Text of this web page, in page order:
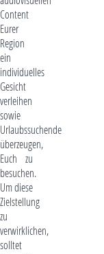
Content
Eurer
Region
ein
individuelles
Gesicht
verleihen
sowie
Urlaubssuchende
überzeugen,
Euch zu
besuchen.
Um diese
Zielstellung
zu
verwirklichen,
solltet